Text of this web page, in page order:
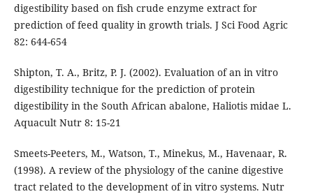
digestibility based on fish crude enzyme extract for
prediction of feed quality in growth trials. J Sci Food Agric
82: 644-654
Shipton, T. A., Britz, P. J. (2002). Evaluation of an in vitro
digestibility technique for the prediction of protein
digestibility in the South African abalone, Haliotis midae L.
Aquacult Nutr 8: 15-21
Smeets-Peeters, M., Watson, T., Minekus, M., Havenaar, R.
(1998). A review of the physiology of the canine digestive
tract related to the development of in vitro systems. Nutr